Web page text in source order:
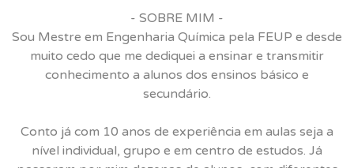
- SOBRE MIM -
Sou Mestre em Engenharia Química pela FEUP e desde
muito cedo que me dediquei a ensinar e transmitir
conhecimento a alunos dos ensinos básico e
secundário.
Conto já com 10 anos de experiência em aulas seja a
nível individual, grupo e em centro de estudos. Já